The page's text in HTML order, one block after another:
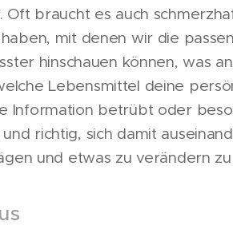
Oft braucht es auch
mit denen wir die
hinschauen können, was
Lebensmittel deine
Information betrübt oder
richtig, sich damit
und etwas zu verändern